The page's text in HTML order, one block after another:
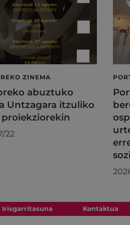
ZINEMA
abuztuko
Untzagara itzuliko
22
Irisgarritasuna Kontaktua